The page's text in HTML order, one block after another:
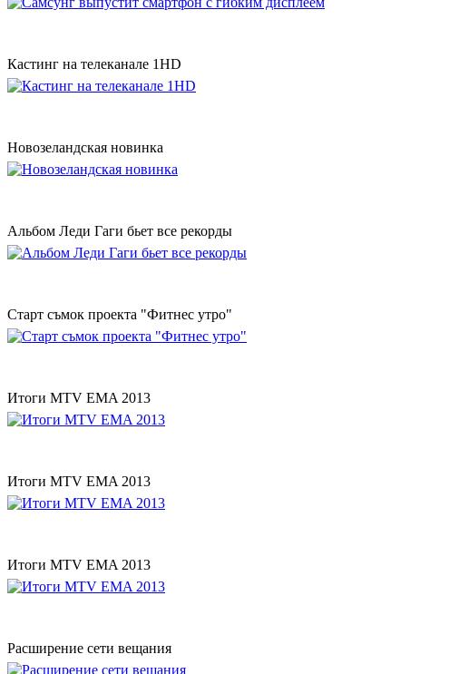
Кастинг на телеканале 1HD
Новозеландская новинка
Альбом Леди Гаги бьет все рекорды
Старт съмок проекта "Фитнес утро"
Итоги MTV EMA 2013
Итоги MTV EMA 2013
Итоги MTV EMA 2013
Расширение сети вещания